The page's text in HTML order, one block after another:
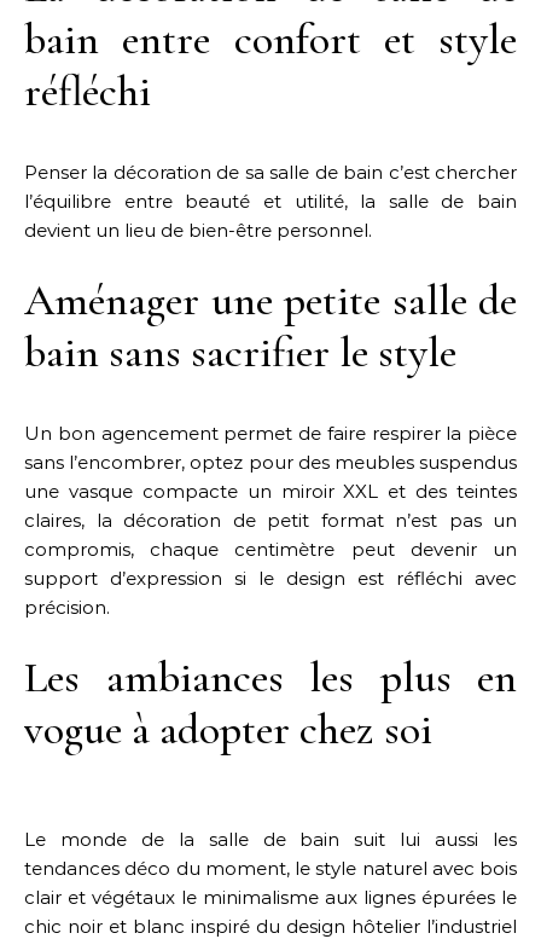
bain entre confort et style
réfléchi
Penser la décoration de sa salle de bain c’est chercher
l’équilibre entre beauté et utilité, la salle de bain
devient un lieu de bien-être personnel.
Aménager une petite salle de
bain sans sacrifier le style
Un bon agencement permet de faire respirer la pièce
sans l’encombrer, optez pour des meubles suspendus
une vasque compacte un miroir XXL et des teintes
claires, la décoration de petit format n’est pas un
compromis, chaque centimètre peut devenir un
support d’expression si le design est réfléchi avec
précision.
Les ambiances les plus en
vogue à adopter chez soi
Le monde de la salle de bain suit lui aussi les
tendances déco du moment, le style naturel avec bois
clair et végétaux le minimalisme aux lignes épurées le
chic noir et blanc inspiré du design hôtelier l’industriel